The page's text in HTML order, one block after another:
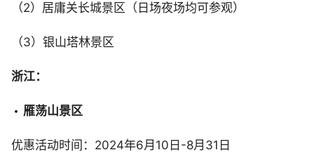
（2）居庸关长城景区（日场夜场均可参观）
（3）银山塔林景区
浙江：
雁荡山景区
优惠活动时间：2024年6月10日-8月31日